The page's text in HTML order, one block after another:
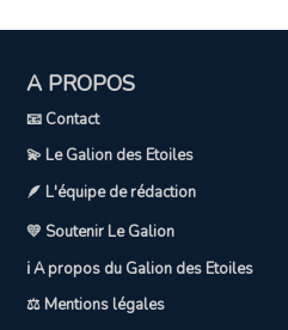
A PROPOS
📧 Contact
💫 Le Galion des Etoiles
🪶 L'équipe de rédaction
💛 Soutenir Le Galion
ℹ️ A propos du Galion des Etoiles
⚖️ Mentions légales